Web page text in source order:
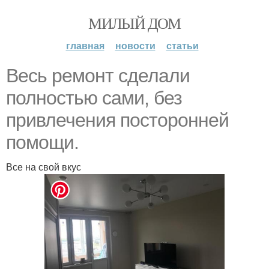
МИЛЫЙ ДОМ
главная новости статьи
Весь ремонт сделали
полностью сами, без
привлечения посторонней
помощи.
Все на свой вкус